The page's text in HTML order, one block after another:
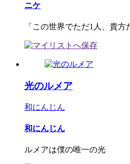
ニケ
「この世界でただ1人、貴方
光のルメア
和にんじん
和にんじん
ルメアは僕の唯一の光